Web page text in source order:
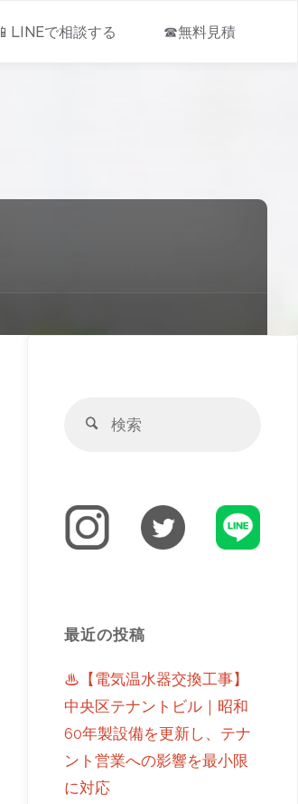
📱LINEで相談する ☎無料見積
最近の投稿
♨【電気温水器交換工事】
中央区テナントビル｜昭和
60年製設備を更新し、テナ
ント営業への影響を最小限
に対応